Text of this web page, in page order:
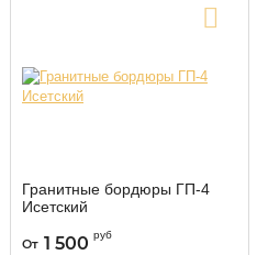
Гранитные бордюры ГП-4
Исетский
От 1 500 руб